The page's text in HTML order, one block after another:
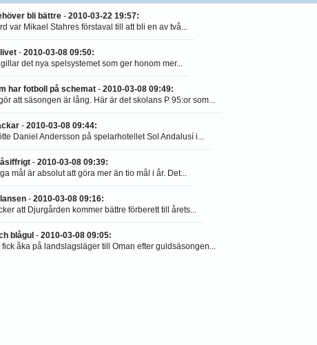
bli bättre - 2010-03-22 19:57:
var Mikael Stahres förstaval till att bli en av två...
- 2010-03-08 09:50:
det nya spelsystemet som ger honom mer...
har fotboll på schemat - 2010-03-08 09:49:
att säsongen är lång. Här är det skolans P 95:or som...
- 2010-03-08 09:44:
Daniel Andersson på spelarhotellet Sol Andalusí i...
- 2010-03-08 09:39:
mål är absolut att göra mer än tio mål i år. Det...
- 2010-03-08 09:16:
att Djurgården kommer bättre förberett till årets...
blågul - 2010-03-08 09:05:
fick åka på landslagsläger till Oman efter guldsäsongen...